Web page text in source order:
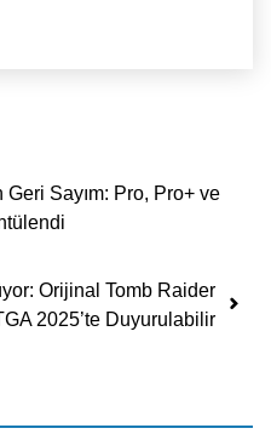
Sayım: Pro, Pro+ ve
Orijinal Tomb Raider
2025’te Duyurulabilir